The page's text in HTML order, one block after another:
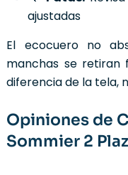
ajustadas
El ecocuero no
manchas se retiran
diferencia de la tela,
Opiniones de
Sommier 2